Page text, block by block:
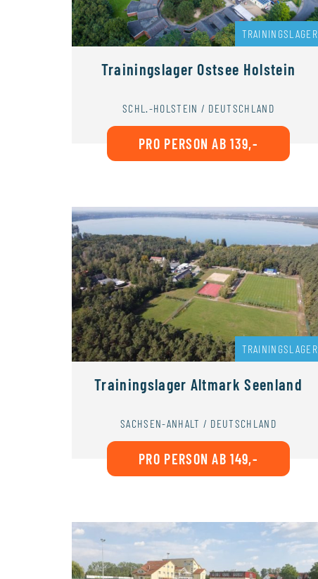
TRAININGSLAGER
Trainingslager Ostsee Holstein
SCHL.-HOLSTEIN / DEUTSCHLAND
PRO PERSON AB 139,-
TRAININGSLAGER
Trainingslager Altmark Seenland
SACHSEN-ANHALT / DEUTSCHLAND
PRO PERSON AB 149,-